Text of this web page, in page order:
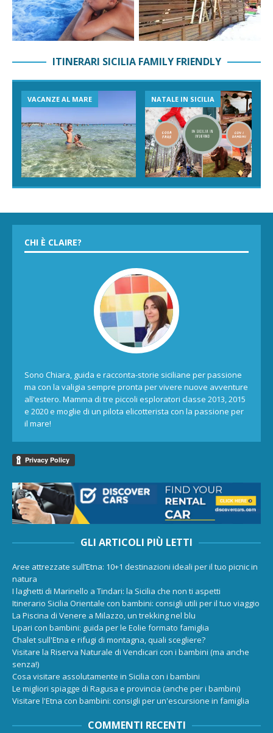
ITINERARI SICILIA FAMILY FRIENDLY
VACANZE AL MARE NATALE IN SICILIA
CHI È CLAIRE?
Sono Chiara, guida e racconta-storie siciliane per passione
ma con la valigia sempre pronta per vivere nuove avventure
all'estero. Mamma di tre piccoli esploratori classe 2013, 2015
e 2020 e moglie di un pilota elicotterista con la passione per
il mare!
GLI ARTICOLI PIÙ LETTI
Aree attrezzate sull’Etna: 10+1 destinazioni ideali per il tuo picnic in
natura
I laghetti di Marinello a Tindari: la Sicilia che non ti aspetti
Itinerario Sicilia Orientale con bambini: consigli utili per il tuo viaggio
La Piscina di Venere a Milazzo, un trekking nel blu
Lipari con bambini: guida per le Eolie formato famiglia
Chalet sull'Etna e rifugi di montagna, quali scegliere?
Visitare la Riserva Naturale di Vendicari con i bambini (ma anche
senza!)
Cosa visitare assolutamente in Sicilia con i bambini
Le migliori spiagge di Ragusa e provincia (anche per i bambini)
Visitare l'Etna con bambini: consigli per un'escursione in famiglia
COMMENTI RECENTI